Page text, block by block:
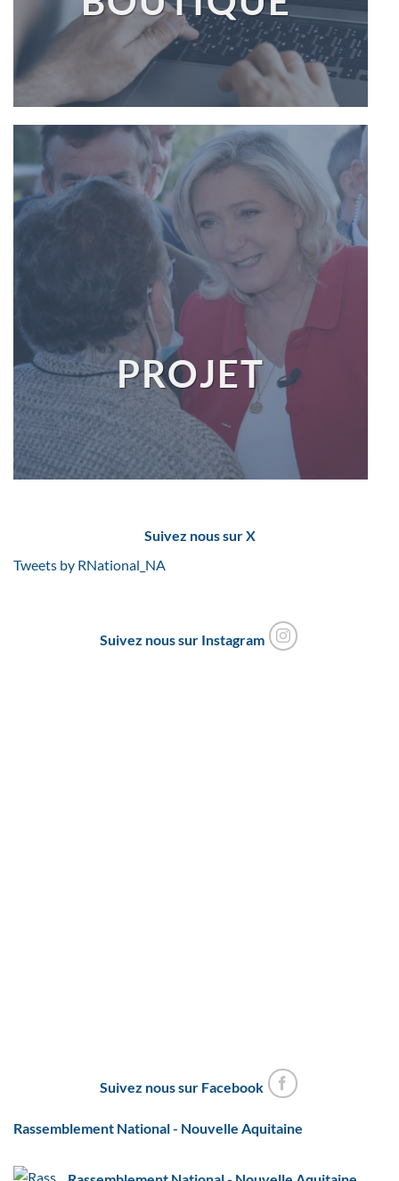
PROJET
Suivez nous sur X
Tweets by RNational_NA
Suivez nous sur Instagram
Suivez nous sur Facebook
Rassemblement National - Nouvelle Aquitaine